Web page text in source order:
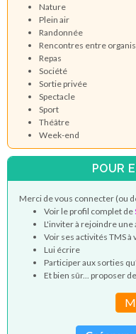
Nature
Plein air
Randonnée
Rencontres entre
Repas
Société
Sortie privée
Spectacle
Sport
Théâtre
Week-end
POUR
Merci de vous connecter (ou
Voir le profil complet de
L'inviter à rejoindre une
Voir ses activités TMS à
Lui écrire
Participer aux sorties
Et bien sûr... proposer